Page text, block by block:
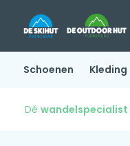
Schoenen Kleding
Dé wandelspecialist